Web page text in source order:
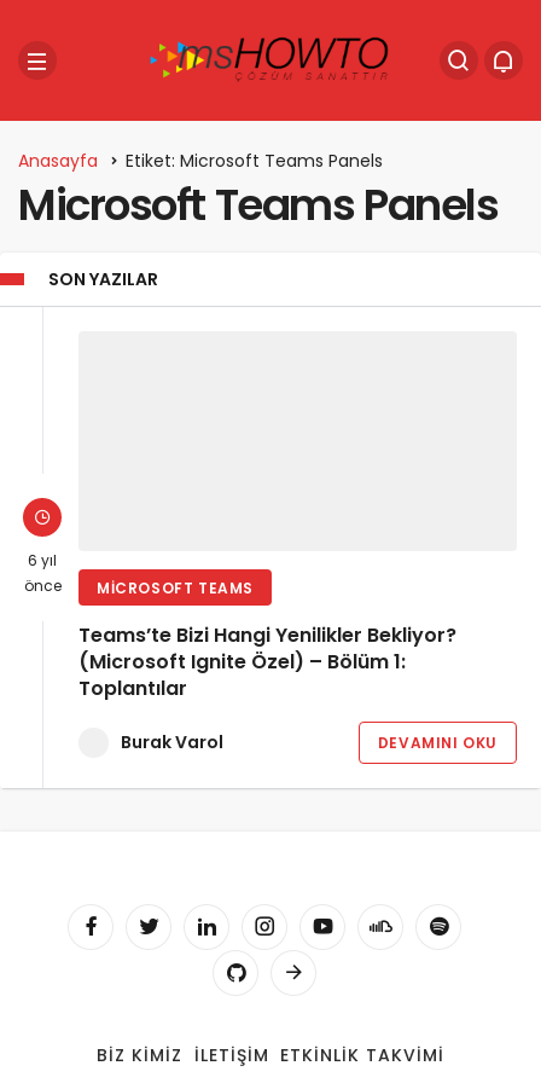
Anasayfa Etiket: Microsoft Teams Panels
Microsoft Teams Panels
SON YAZILAR
6 yıl
önce
MICROSOFT TEAMS
Teams’te Bizi Hangi Yenilikler Bekliyor?
(Microsoft Ignite Özel) – Bölüm 1:
Toplantılar
Burak Varol DEVAMINI OKU
BIZ KIMIZ İLETIŞIM ETKINLIK TAKVIMI